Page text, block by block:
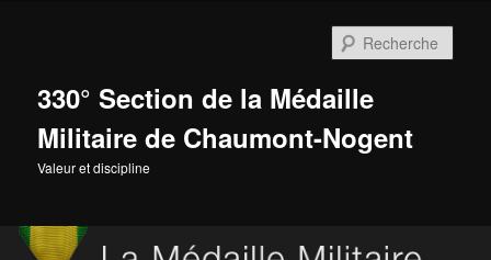
330° Section de la Médaille
Militaire de Chaumont-Nogent
Valeur et discipline